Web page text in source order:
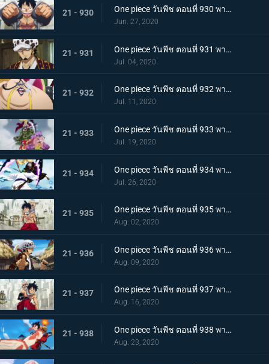
21 - 930 One piece วันพีช ตอนที่ 930 พากย์ไทย หัวหน้าใหญ่! ควีนแห่งหายนะปรากฏตัว!
Jun. 27, 2020
21 - 931 One piece วันพีช ตอนที่ 931 พากย์ไทย ปีนขึ้นไป ลูฟี่และการหนีตายที่เดิมพันด้วยชีวิต!
Jul. 04, 2020
21 - 932 One piece วันพีช ตอนที่ 932 พากย์ไทย อยู่หรือตาย ศึกซูโม่อินเฟอร์โนของควีน
Jul. 11, 2020
21 - 933 One piece วันพีช ตอนที่ 933 พากย์ไทย กิวคิมารุ! ศึกตัดสินของโซโลบนสะพานโออิฮางิ
Jul. 19, 2020
21 - 934 One piece วันพีช ตอนที่ 934 พากย์ไทย สถานะการณ์พลิกผัน! วิชาสามดาบข้ามเงื้อมมือมัจจุราช!
Jul. 26, 2020
21 - 935 One piece วันพีช ตอนที่ 935 พากย์ไทย โซโลต้องตะลึง! ตัวตนที่แท้จริงของสาวงามผู้เลอโฉม
Aug. 02, 2020
21 - 936 One piece วันพีช ตอนที่ 936 พากย์ไทย เรียนรู้ถึงแก่น ฮาคิแห่งวาโนะ ริวโอ!
Aug. 09, 2020
21 - 937 One piece วันพีช ตอนที่ 937 พากย์ไทย โทโนะยาสุ! ผู้เป็นที่รักของเมืองเอบิสุ!
Aug. 16, 2020
21 - 938 One piece วันพีช ตอนที่ 938 พากย์ไทย สะเทือนทั่วหล้า ตัวตนที่แท้จริงของจอมโจรเจ้าหนูสามฉลู
Aug. 23, 2020